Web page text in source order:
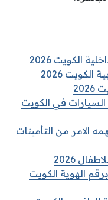
الكويت 2026
2026
في الكويت
الامر من التأمينات
2026
الهوية الكويت